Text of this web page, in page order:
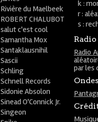
k :
r :
s :
Radio
par les
Ondes
Rivière du Maelbeek
ROBERT CHALUBOT
salut c'est cool
Samantha Mox
Santaklausnihil
Sascii
Schling
Schnell Records
Sidonie Absolon
Sinead O'Connick Jr.
Singeon